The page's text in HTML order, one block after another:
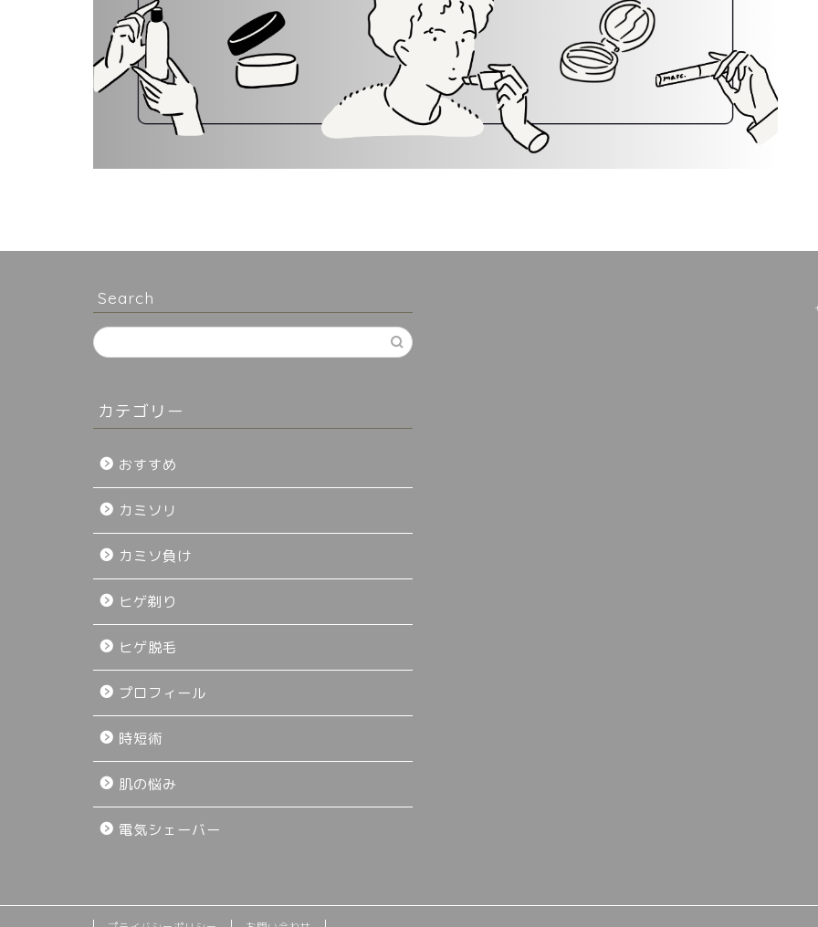
Search
カテゴリー
おすすめ
カミソリ
カミソ負け
ヒゲ剃り
ヒゲ脱毛
プロフィール
時短術
肌の悩み
電気シェーバー